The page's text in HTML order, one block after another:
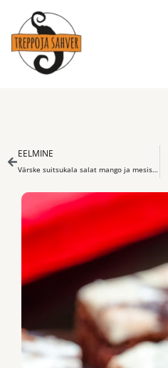
content
Prev
EELMINE
Värske suitsukala salat mango ja mesise kastmega